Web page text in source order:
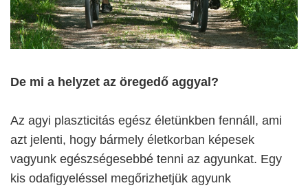
De mi a helyzet az öregedő aggyal?
Az agyi plaszticitás egész életünkben fennáll, ami
azt jelenti, hogy bármely életkorban képesek
vagyunk egészségesebbé tenni az agyunkat. Egy
kis odafigyeléssel megőrizhetjük agyunk